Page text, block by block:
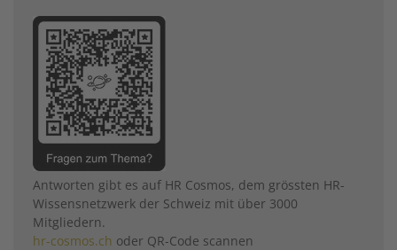
Image
Antworten gibt es auf HR Cosmos, dem grössten HR-
Wissensnetzwerk der Schweiz mit über 3000
Mitgliedern.
hr-cosmos.ch oder QR-Code scannen